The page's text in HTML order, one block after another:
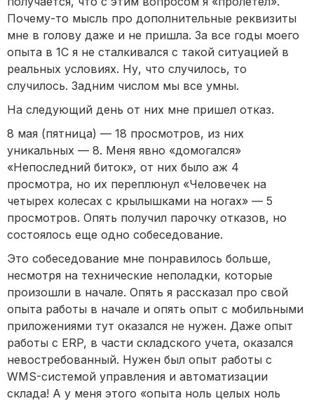
Почему-то мысль про дополнительные реквизиты
мне в голову даже и не пришла. За все годы моего
опыта в 1С я не сталкивался с такой ситуацией в
реальных условиях. Ну, что случилось, то
случилось. Задним числом мы все умны.
На следующий день от них мне пришел отказ.
8 мая (пятница) — 18 просмотров, из них
уникальных — 8. Меня явно «домогался»
«Непоследний биток», от них было аж 4
просмотра, но их переплюнул «Человечек на
четырех колесах с крылышками на ногах» — 5
просмотров. Опять получил парочку отказов, но
состоялось еще одно собеседование.
Это собеседование мне понравилось больше,
несмотря на технические неполадки, которые
произошли в начале. Опять я рассказал про свой
опыта работы в начале и опять опыт с мобильными
приложениями тут оказался не нужен. Даже опыт
работы с ERP, в части складского учета, оказался
невостребованный. Нужен был опыт работы с
WMS-системой управления и автоматизации
склада! А у меня этого «опыта ноль целых ноль